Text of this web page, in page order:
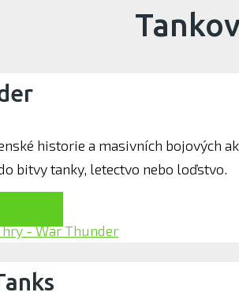
historie a masivních bojových
bitvy tanky, letectvo nebo loďstvo.